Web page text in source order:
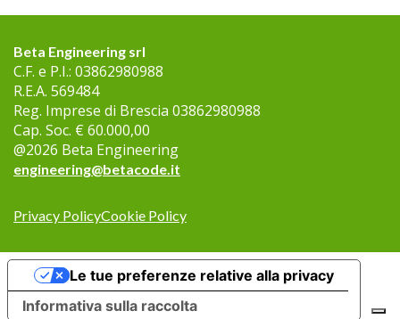
Beta Engineering srl
C.F. e P.I.: 03862980988
R.E.A. 569484
Reg. Imprese di Brescia 03862980988
Cap. Soc. € 60.000,00
@2026 Beta Engineering
engineering@betacode.it
Privacy PolicyCookie Policy
Informativa sulla raccolta
Le tue preferenze relative alla privacy